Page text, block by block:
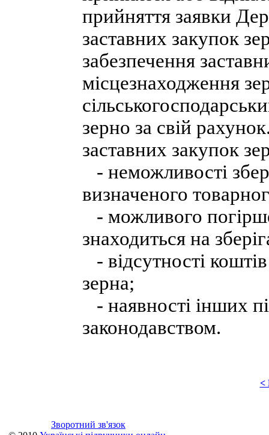
прийняття заявки
заставних закупок
забезпечення
місцезнаходження
зерно за свій
заставних закупок
- неможливості
визначеного
- можливого
знаходиться на
- відсутності
зерна;
- наявності інших
законодавством.
<
Зворотний зв'язок